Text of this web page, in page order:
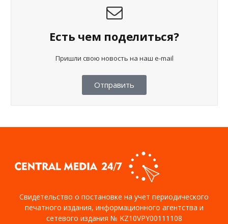
Есть чем поделиться?
Пришли свою новость на наш e-mail
Отправить
Свидетельство о постановке на учет периодического
печатного издания, информационного агентства и
сетевого издания № KZ10VPY00111108